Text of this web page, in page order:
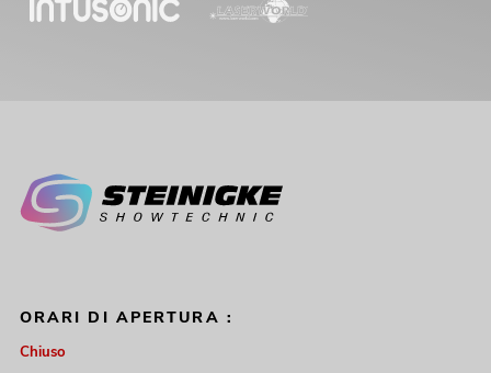
ORARI DI APERTURA :
Chiuso